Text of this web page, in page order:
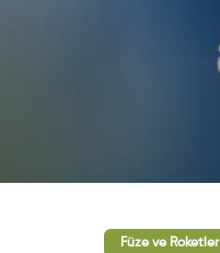
Füze ve Roketler